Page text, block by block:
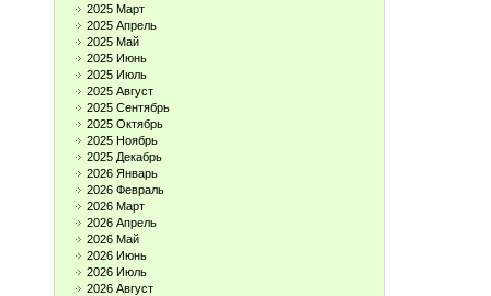
2025 Март
2025 Апрель
2025 Май
2025 Июнь
2025 Июль
2025 Август
2025 Сентябрь
2025 Октябрь
2025 Ноябрь
2025 Декабрь
2026 Январь
2026 Февраль
2026 Март
2026 Апрель
2026 Май
2026 Июнь
2026 Июль
2026 Август